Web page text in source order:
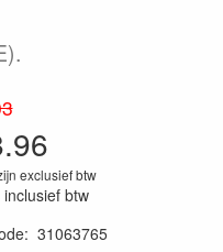
exclusief btw
inclusief btw
: 31063765